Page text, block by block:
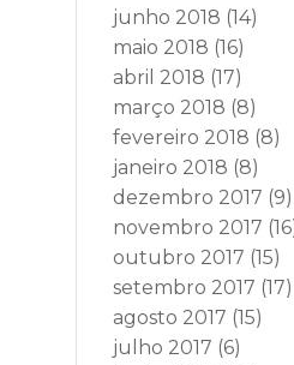
junho 2018 (14)
maio 2018 (16)
abril 2018 (17)
março 2018 (8)
fevereiro 2018 (8)
janeiro 2018 (8)
dezembro 2017 (9)
novembro 2017
outubro 2017 (15)
setembro 2017 (17)
agosto 2017 (15)
julho 2017 (6)